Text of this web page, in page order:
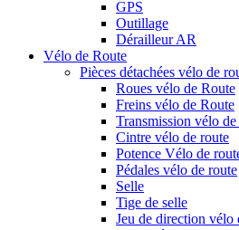
GPS
Outillage
Dérailleur AR
Vélo de Route
Pièces détachées vélo de
Roues vélo de Route
Freins vélo de Route
Transmission vélo
Cintre vélo de route
Potence Vélo de
Pédales vélo de route
Selle
Tige de selle
Jeu de direction vélo